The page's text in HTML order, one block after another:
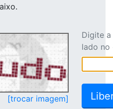
[trocar imagem]
Digite
lado no